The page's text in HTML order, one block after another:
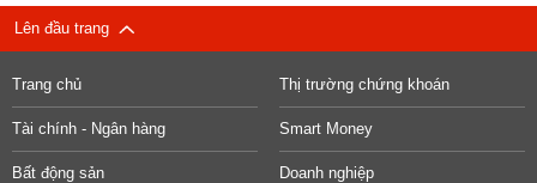
Lên đầu trang
Trang chủ Thị trường chứng khoán
Tài chính - Ngân hàng Smart Money
Bất động sản Doanh nghiệp